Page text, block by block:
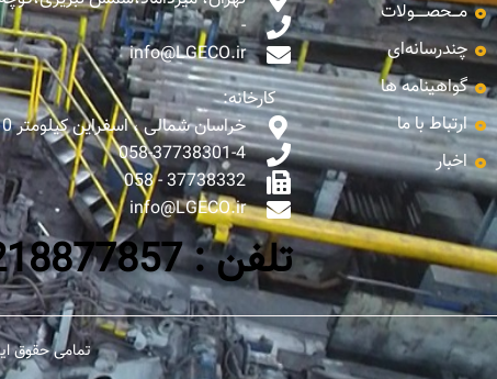
مـــحصـــــولات
چندرسانه‌ای
گواهینامه ها
ارتباط با ما
اخبار
-
info@LGECO.ir
کارخانه:
خراسان شمالی ، اسفراین کیلومتر 10 جاده اسفراین - بجنورد
058-37738301-4
37738332 - 058
info@LGECO.ir
تلفن : 0218877857-65
تمامی حقوق